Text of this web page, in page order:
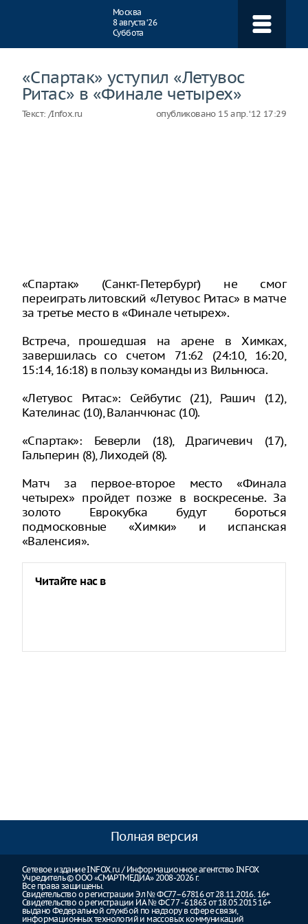
Москва
8 августа ‘26
Суббота
«Спартак» уступил «Летувос
Ритас» в «Финале четырех»
Текст: /Infox.ru опубликовано 15 апр. ‘12 17:29
«Спартак» (Санкт-Петербург) не смог
переиграть литовский «Летувос Ритас» в матче
за третье место в «Финале четырех».
Встреча, прошедшая на арене в Химках,
завершилась со счетом 71:62 (24:10, 16:20,
15:14, 16:18) в пользу команды из Вильнюса.
«Летувос Ритас»: Сейбутис (21), Рашич (12),
Кателинас (10), Валанчюнас (10).
«Спартак»: Беверли (18), Драгичевич (17),
Гальперин (8), Лиходей (8).
Матч за первое-второе место «Финала
четырех» пройдет позже в воскресенье. За
золото Еврокубка будут бороться
подмосковные «Химки» и испанская
«Валенсия».
Читайте нас в
Полная версия
Сетевое издание INFOX.ru / Информационное агентство INFOX
Учредитель © ООО «СМАРТМЕДИА» 2008-2026 г.
Все права защищены.
Свидетельство о регистрации Эл № ФС77–67816 от 28.11.2016. 16+
Свидетельство о регистрации ИА № ФС 77 - 61863 от 18.05.2015 16+
выдано Федеральной службой по надзору в сфере связи,
информационных технологий и массовых коммуникаций